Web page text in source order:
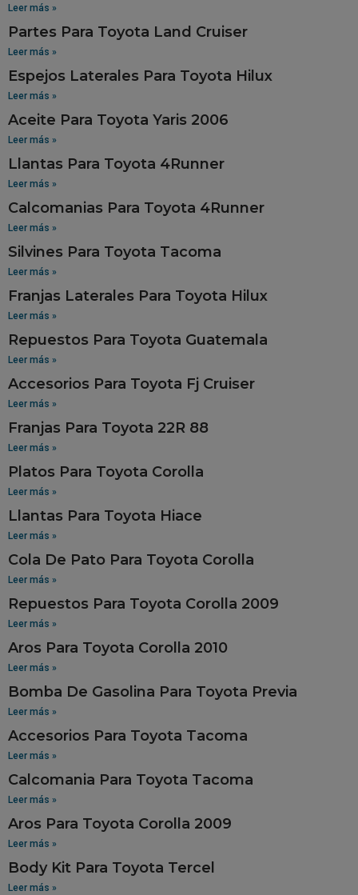
Leer más »
Partes Para Toyota Land Cruiser
Leer más »
Espejos Laterales Para Toyota Hilux
Leer más »
Aceite Para Toyota Yaris 2006
Leer más »
Llantas Para Toyota 4Runner
Leer más »
Calcomanias Para Toyota 4Runner
Leer más »
Silvines Para Toyota Tacoma
Leer más »
Franjas Laterales Para Toyota Hilux
Leer más »
Repuestos Para Toyota Guatemala
Leer más »
Accesorios Para Toyota Fj Cruiser
Leer más »
Franjas Para Toyota 22R 88
Leer más »
Platos Para Toyota Corolla
Leer más »
Llantas Para Toyota Hiace
Leer más »
Cola De Pato Para Toyota Corolla
Leer más »
Repuestos Para Toyota Corolla 2009
Leer más »
Aros Para Toyota Corolla 2010
Leer más »
Bomba De Gasolina Para Toyota Previa
Leer más »
Accesorios Para Toyota Tacoma
Leer más »
Calcomania Para Toyota Tacoma
Leer más »
Aros Para Toyota Corolla 2009
Leer más »
Body Kit Para Toyota Tercel
Leer más »